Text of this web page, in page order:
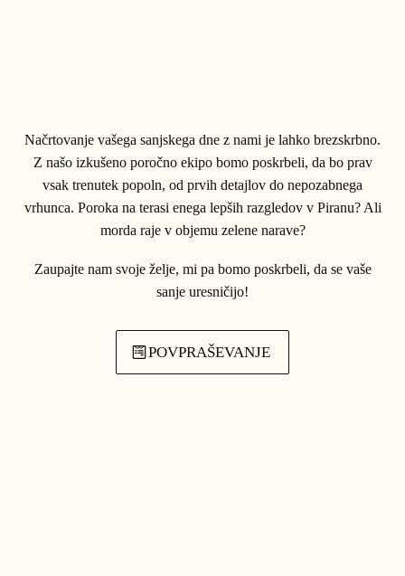
Načrtovanje vašega sanjskega dne z nami je lahko brezskrbno.
Z našo izkušeno poročno ekipo bomo poskrbeli, da bo prav
vsak trenutek popoln, od prvih detajlov do nepozabnega
vrhunca. Poroka na terasi enega lepših razgledov v Piranu? Ali
morda raje v objemu zelene narave?
Zaupajte nam svoje želje, mi pa bomo poskrbeli, da se vaše
sanje uresničijo!
POVPRAŠEVANJE